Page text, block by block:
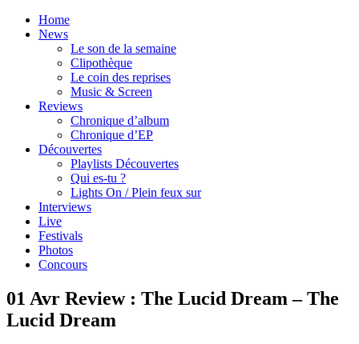
Home
News
Le son de la semaine
Clipothèque
Le coin des reprises
Music & Screen
Reviews
Chronique d’album
Chronique d’EP
Découvertes
Playlists Découvertes
Qui es-tu ?
Lights On / Plein feux sur
Interviews
Live
Festivals
Photos
Concours
01 Avr Review : The Lucid Dream – The
Lucid Dream